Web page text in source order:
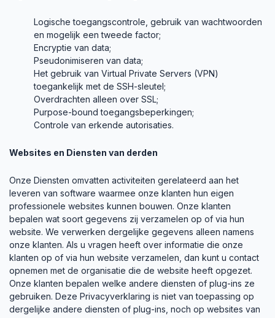
Logische toegangscontrole, gebruik van wachtwoorden
en mogelijk een tweede factor;
Encryptie van data;
Pseudonimiseren van data;
Het gebruik van Virtual Private Servers (VPN)
toegankelijk met de SSH-sleutel;
Overdrachten alleen over SSL;
Purpose-bound toegangsbeperkingen;
Controle van erkende autorisaties.
Websites en Diensten van derden
Onze Diensten omvatten activiteiten gerelateerd aan het
leveren van software waarmee onze klanten hun eigen
professionele websites kunnen bouwen. Onze klanten
bepalen wat soort gegevens zij verzamelen op of via hun
website. We verwerken dergelijke gegevens alleen namens
onze klanten. Als u vragen heeft over informatie die onze
klanten op of via hun website verzamelen, dan kunt u contact
opnemen met de organisatie die de website heeft opgezet.
Onze klanten bepalen welke andere diensten of plug-ins ze
gebruiken. Deze Privacyverklaring is niet van toepassing op
dergelijke andere diensten of plug-ins, noch op websites van